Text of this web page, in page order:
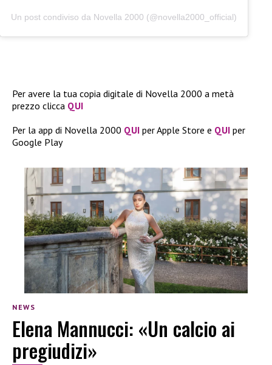
Un post condiviso da Novella 2000 (@novella2000_official)
Per avere la tua copia digitale di Novella 2000 a metà
prezzo clicca QUI
Per la app di Novella 2000 QUI per Apple Store e QUI per
Google Play
NEWS
Elena Mannucci: «Un calcio ai
pregiudizi»